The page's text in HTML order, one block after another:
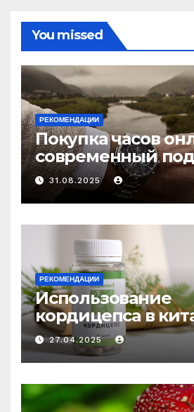
You missed
РЕКОМЕНДАЦИИ
Покупка часов
современный
выбору
31.08.2025
РЕКОМЕНДАЦИИ
Использование
кордицепса в
медицине:
средство против
и истощения
27.04.2025